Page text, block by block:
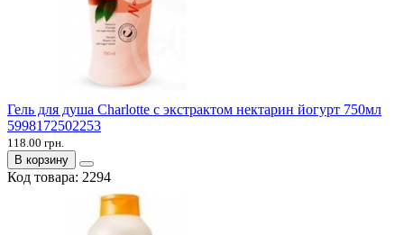
Гель для душа Charlotte с экстрактом нектарин йогурт 750мл
5998172502253
118.00 грн.
В корзину
Код товара: 2294